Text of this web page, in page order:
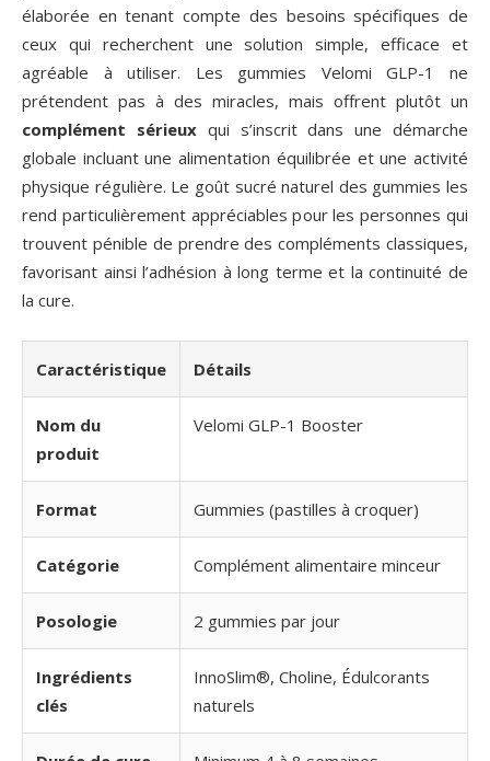
élaborée en tenant compte des besoins spécifiques de
ceux qui recherchent une solution simple, efficace et
agréable à utiliser. Les gummies Velomi GLP-1 ne
prétendent pas à des miracles, mais offrent plutôt un
complément sérieuxqui s’inscrit dans une démarche
globale incluant une alimentation équilibrée et une activité
physique régulière. Le goût sucré naturel des gummies les
rend particulièrement appréciables pour les personnes qui
trouvent pénible de prendre des compléments classiques,
favorisant ainsi l’adhésion à long terme et la continuité de
la cure.
Caractéristique Détails
Nom du
produit
Velomi GLP-1 Booster
Format Gummies (pastilles à croquer)
Catégorie Complément alimentaire minceur
Posologie 2 gummies par jour
Ingrédients
clés
InnoSlim®, Choline, Édulcorants
naturels